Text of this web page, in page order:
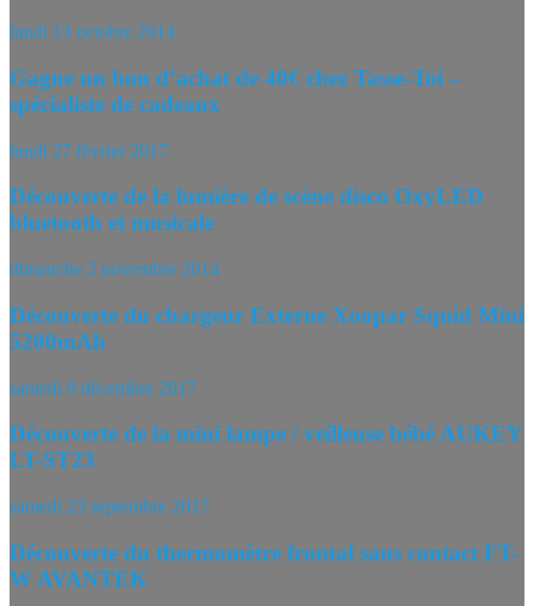
lundi 13 octobre 2014
Gagne un bon d’achat de 40€ chez Tasse-Toi –
spécialiste de cadeaux
lundi 27 février 2017
Découverte de la lumière de scène disco OxyLED
bluetooth et musicale
dimanche 2 novembre 2014
Découverte du chargeur Externe Xoopar Squid Mini
5200mAh
samedi 9 décembre 2017
Découverte de la mini lampe / veilleuse bébé AUKEY
LT-ST23
samedi 23 septembre 2017
Découverte du thermomètre frontal sans contact FT-
W AVANTEK